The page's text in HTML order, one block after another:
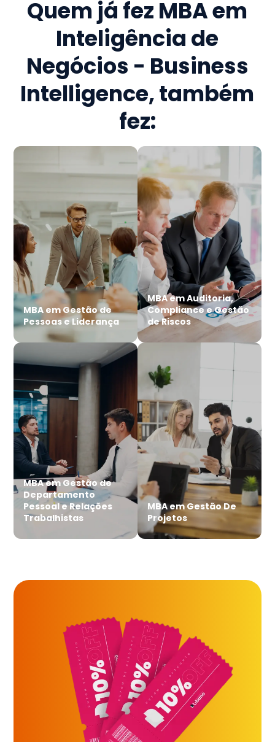
Quem já fez MBA em
Inteligência de
Negócios - Business
Intelligence, também
fez:
MBA em Gestão de
Pessoas e Liderança
MBA em Auditoria,
Compliance e Gestão
de Riscos
MBA em Gestão de
Departamento
Pessoal e Relações
Trabalhistas
MBA em Gestão De
Projetos